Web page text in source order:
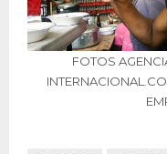
FOTOS